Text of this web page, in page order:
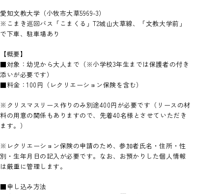
留学生向けガイド
交換留学プログラム[中国語]
内定者の声
施設紹介
図書館
「ことば」を学ぶ、逆転力教育について
愛知文教大学（小牧市大草5969-3）
※こまき巡回バス「こまくる」T2城山大草線、「文教大学前」
で下車、駐車場あり
【概要】
■対象：幼児から大人まで（※小学校3年生までは保護者の付き
添いが必要です）
■料金：100円（レクリエーション保険を含む）
※クリスマスリース作りのみ別途400円が必要です（リースの材
料の用意の関係もありますので、先着40名様とさせていただき
ます。）
※レクリエーション保険の申請のため、参加者氏名・住所・性
別・生年月日の記入が必要です。なお、お預かりした個人情報
は厳重に管理します。
■申し込み方法